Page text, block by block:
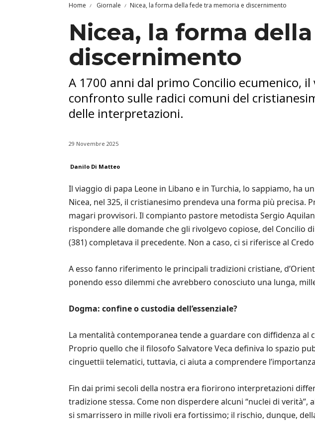
Home Giornale Nicea, la forma della fede tra memoria e discernimento
Nicea, la forma
discernimento
A 1700 anni dal primo Concilio ecumenico,
confronto sulle radici comuni del
delle interpretazioni.
29 Novembre 2025
Danilo Di Matteo
Il viaggio di papa Leone in Libano e in Turchia, lo sappiamo, ha
Nicea, nel 325, il cristianesimo prendeva una forma più
magari provvisori. Il compianto pastore metodista Sergio
rispondere alle domande che gli rivolgevo copiose, del Concilio
(381) completava il precedente. Non a caso, ci si riferisce al
A esso fanno riferimento le principali tradizioni cristiane,
ponendo esso dilemmi che avrebbero conosciuto una lunga,
Dogma: confine o custodia dell’essenziale?
La mentalità contemporanea tende a guardare con diffidenza al
Proprio quello che il filosofo Salvatore Veca definiva lo spazio
cinguettii telematici, tuttavia, ci aiuta a comprendere
Fin dai primi secoli della nostra era fiorirono interpretazioni
tradizione stessa. Come non disperdere alcuni “nuclei di
si smarrissero in mille rivoli era fortissimo; il rischio, dunque,